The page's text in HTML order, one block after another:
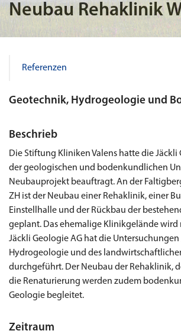
Neubau Rehaklinik
Referenzen
Geotechnik, Hydrogeologie und
Beschrieb
Die Stiftung Kliniken Valens hatte die Jäckli
der geologischen und bodenkundlichen
Neubauprojekt beauftragt. An der
ZH ist der Neubau einer Rehaklinik, einer
Einstellhalle und der Rückbau der
geplant. Das ehemalige Klinikgelände wird
Jäckli Geologie AG hat die
Hydrogeologie und des
durchgeführt. Der Neubau der Rehaklinik,
die Renaturierung werden zudem
Geologie begleitet.
Zeitraum